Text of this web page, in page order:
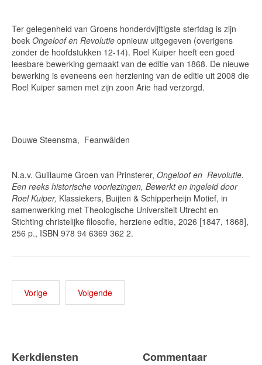
Ter gelegenheid van Groens honderdvijftigste sterfdag is zijn
boek Ongeloof en Revolutie opnieuw uitgegeven (overigens
zonder de hoofdstukken 12-14). Roel Kuiper heeft een goed
leesbare bewerking gemaakt van de editie van 1868. De nieuwe
bewerking is eveneens een herziening van de editie uit 2008 die
Roel Kuiper samen met zijn zoon Arie had verzorgd.
Douwe Steensma, Feanwâlden
N.a.v. Guillaume Groen van Prinsterer, Ongeloof en Revolutie.
Een reeks historische voorlezingen, Bewerkt en ingeleid door
Roel Kuiper, Klassiekers, Buijten & Schipperheijn Motief, in
samenwerking met Theologische Universiteit Utrecht en
Stichting christelijke filosofie, herziene editie, 2026 [1847, 1868],
256 p., ISBN 978 94 6369 362 2.
Vorige Volgende
Kerkdiensten Commentaar